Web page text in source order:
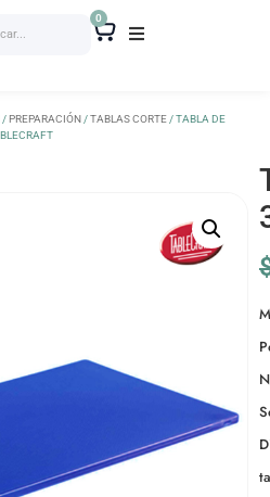
0
/PREPARACIÓN /TABLAS CORTE / TABLA DE